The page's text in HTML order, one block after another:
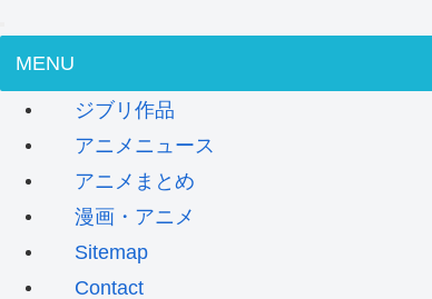
MENU
ジブリ作品
アニメニュース
アニメまとめ
漫画・アニメ
Sitemap
Contact